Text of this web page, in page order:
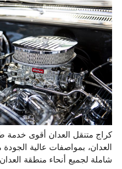
كراج متنقل العدان أقوى
العدان، بمواصفات عالية
شاملة لجميع أنحاء منطقة